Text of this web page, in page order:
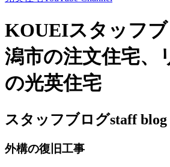
KOUEIスタッフ
潟市の注文住宅、
の光英住宅
スタッフブログstaff blog
外構の復旧工事